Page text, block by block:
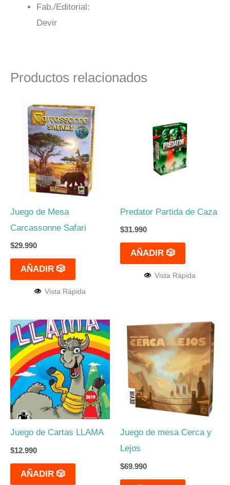
Fab./Editorial:
Devir
Productos relacionados
Juego de Mesa
Carcassonne Safari
$29.990
AÑADIR 🎲
Vista Rápida
Predator Partida de Caza
$31.990
AÑADIR 🎲
Vista Rápida
Juego de Cartas LLAMA
$12.990
AÑADIR 🎲
Juego de mesa Cerca y
Lejos
$69.990